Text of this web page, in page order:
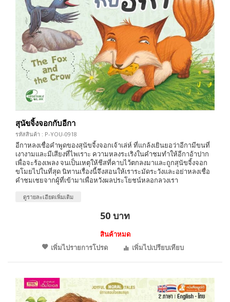
สุนัขจิ้งจอกกับอีกา
รหัสสินค้า : P-YOU-0918
อีกาหลงเชื่อคำพูดของสุนัขจิ้งจอกเจ้าเล่ห์ ที่แกล้งเยินยอว่าอีกามีขนที่
เงางามและมีเสียงที่ไพเราะ ความหลงระเริงในคำชมทำให้อีกาอ้าปาก
เพื่อจะร้องเพลง จนเป็นเหตุให้ชีสที่คาบไว้ตกลงมาและถูกสุนัขจิ้งจอก
ขโมยไปในที่สุด นิทานเรื่องนี้จึงสอนให้เราระมัดระวังและอย่าหลงเชื่อ
คำชมเชยจากผู้ที่เข้ามาเพื่อหวังผลประโยชน์หลอกลวงเรา
ดูรายละเอียดเพิ่มเติม
50 บาท
สินค้าหมด
เพิ่มไปรายการโปรด
เพิ่มไปเปรียบเทียบ